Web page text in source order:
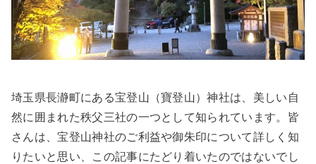
埼玉県長瀞町にある宝登山（寶登山）神社は、美しい自
然に囲まれた秩父三社の一つとして知られています。皆
さんは、宝登山神社のご利益や御朱印について詳しく知
りたいと思い、この記事にたどり着いたのではないでし